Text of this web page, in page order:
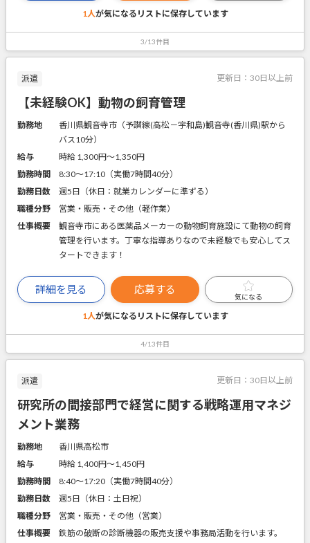
1人が気になるリストに保存しています
3/13件目
派遣 更新日： 30日以上前
【未経験OK】動物の飼育管理
勤務地
香川県観音寺市（予讃線(高松－宇和島)観音寺(香川県)駅から
バス10分）
給与
時給 1,300円〜1,350円
勤務時間
8:30～17:10（実働7時間40分）
勤務日数
週5日（休日：就業カレンダーに準ずる）
職種分野
営業・販売・その他（軽作業）
仕事概要
観音寺市にある医薬品メーカーの動物飼育施設にて動物の飼育
管理を行います。丁寧な指導ありなので未経験でも安心してス
タートできます！
詳細を見る 応募する
気になる
1人が気になるリストに保存しています
4/13件目
派遣 更新日： 30日以上前
研究所の間接部門で経営に関する戦略運用マネジ
メント業務
勤務地
香川県高松市
給与
時給 1,400円〜1,450円
勤務時間
8:40～17:20（実働7時間40分）
勤務日数
週5日（休日：土日祝）
職種分野
営業・販売・その他（営業）
仕事概要
鉄筋の破断の診断機器の販売支援や事務局活動を行います。